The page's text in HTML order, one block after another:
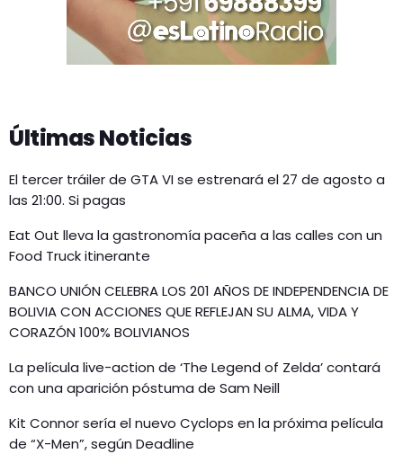
Últimas Noticias
El tercer tráiler de GTA VI se estrenará el 27 de agosto a
las 21:00. Si pagas
Eat Out lleva la gastronomía paceña a las calles con un
Food Truck itinerante
BANCO UNIÓN CELEBRA LOS 201 AÑOS DE INDEPENDENCIA DE
BOLIVIA CON ACCIONES QUE REFLEJAN SU ALMA, VIDA Y
CORAZÓN 100% BOLIVIANOS
La película live-action de ‘The Legend of Zelda’ contará
con una aparición póstuma de Sam Neill
Kit Connor sería el nuevo Cyclops en la próxima película
de “X-Men”, según Deadline